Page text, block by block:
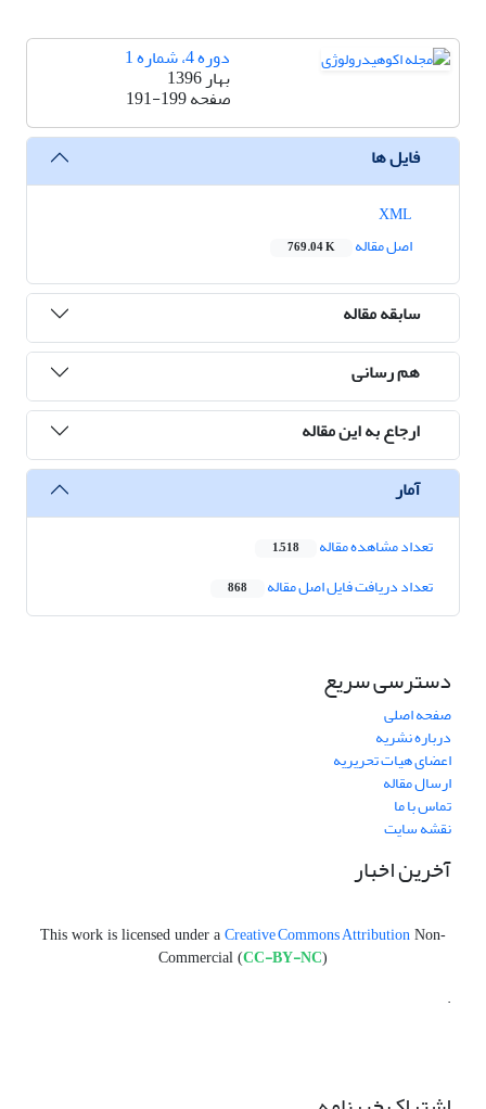
دوره 4، شماره 1
بهار 1396
صفحه191-199
فایل ها
اصل مقاله
769.04 K
سابقه مقاله
هم رسانی
ارجاع به این مقاله
آمار
تعداد مشاهده مقاله 1,518
تعداد دریافت فایل اصل مقاله 868
دسترسی سریع
صفحه اصلی
درباره نشریه
اعضای هیات تحریریه
ارسال مقاله
تماس با ما
نقشه سایت
آخرین اخبار
This work is licensed under a Creative Commons Attribution Non-
Commercial (CC-BY-NC)
.